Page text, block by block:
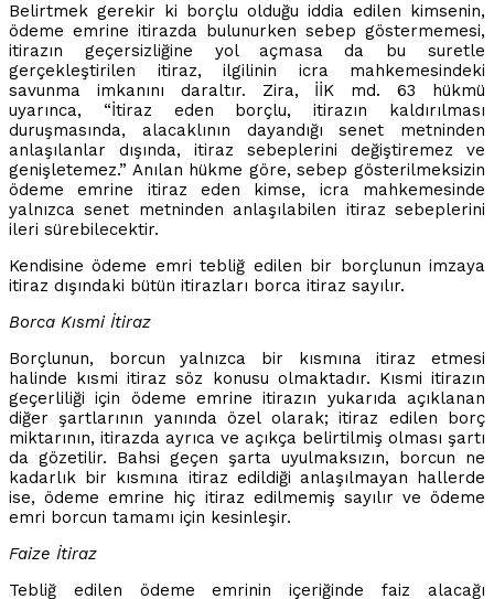
Belirtmek gerekir ki borçlu olduğu iddia edilen kimsenin,
ödeme emrine itirazda bulunurken sebep göstermemesi,
itirazın geçersizliğine yol açmasa da bu suretle
gerçekleştirilen itiraz, ilgilinin icra mahkemesindeki
savunma imkanını daraltır. Zira, İİK md. 63 hükmü
uyarınca, “İtiraz eden borçlu, itirazın kaldırılması
duruşmasında, alacaklının dayandığı senet metninden
anlaşılanlar dışında, itiraz sebeplerini değiştiremez ve
genişletemez.” Anılan hükme göre, sebep gösterilmeksizin
ödeme emrine itiraz eden kimse, icra mahkemesinde
yalnızca senet metninden anlaşılabilen itiraz sebeplerini
ileri sürebilecektir.
Kendisine ödeme emri tebliğ edilen bir borçlunun imzaya
itiraz dışındaki bütün itirazları borca itiraz sayılır.
Borca Kısmi İtiraz
Borçlunun, borcun yalnızca bir kısmına itiraz etmesi
halinde kısmi itiraz söz konusu olmaktadır. Kısmi itirazın
geçerliliği için ödeme emrine itirazın yukarıda açıklanan
diğer şartlarının yanında özel olarak; itiraz edilen borç
miktarının, itirazda ayrıca ve açıkça belirtilmiş olması şartı
da gözetilir. Bahsi geçen şarta uyulmaksızın, borcun ne
kadarlık bir kısmına itiraz edildiği anlaşılmayan hallerde
ise, ödeme emrine hiç itiraz edilmemiş sayılır ve ödeme
emri borcun tamamı için kesinleşir.
Faize İtiraz
Tebliğ edilen ödeme emrinin içeriğinde faiz alacağı